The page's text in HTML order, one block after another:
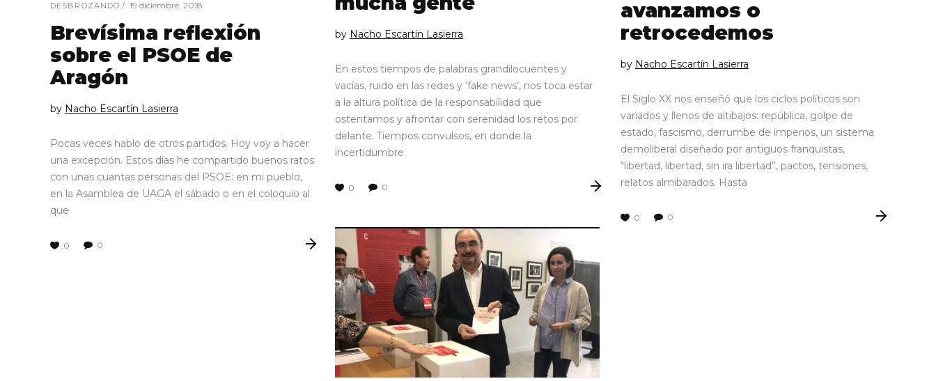
avanzamos o
retrocedemos
by Nacho Escartín Lasierra
El Siglo XX nos enseñó que los ciclos políticos son
variados y llenos de altibajos: república, golpe de
estado, fascismo, derrumbe de imperios, un sistema
demoliberal diseñado por antiguos franquistas,
“libertad, libertad, sin ira libertad”, pactos, tensiones,
relatos almibarados. Hasta
0 0
by Nacho Escartín Lasierra
En estos tiempos de palabras grandilocuentes y
vacías, ruido en las redes y ‘fake news’, nos toca estar
a la altura política de la responsabilidad que
ostentamos y afrontar con serenidad los retos por
delante. Tiempos convulsos, en donde la
incertidumbre
0 0
DESBROZANDO 19 diciembre, 2018
Brevísima reflexión
sobre el PSOE de
Aragón
by Nacho Escartín Lasierra
Pocas veces hablo de otros partidos. Hoy voy a hacer
una excepción. Estos días he compartido buenos ratos
con unas cuantas personas del PSOE: en mi pueblo,
en la Asamblea de UAGA el sábado o en el coloquio al
que
0 0